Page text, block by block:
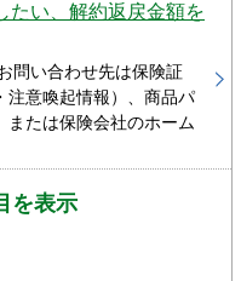
たい、解約返戻金額を
問い合わせ先は保険証
注意喚起情報）、商品パ
または保険会社のホーム
を表示